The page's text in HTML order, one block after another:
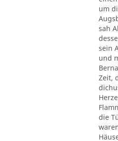
um
sah
sein
und
Zeit,
die